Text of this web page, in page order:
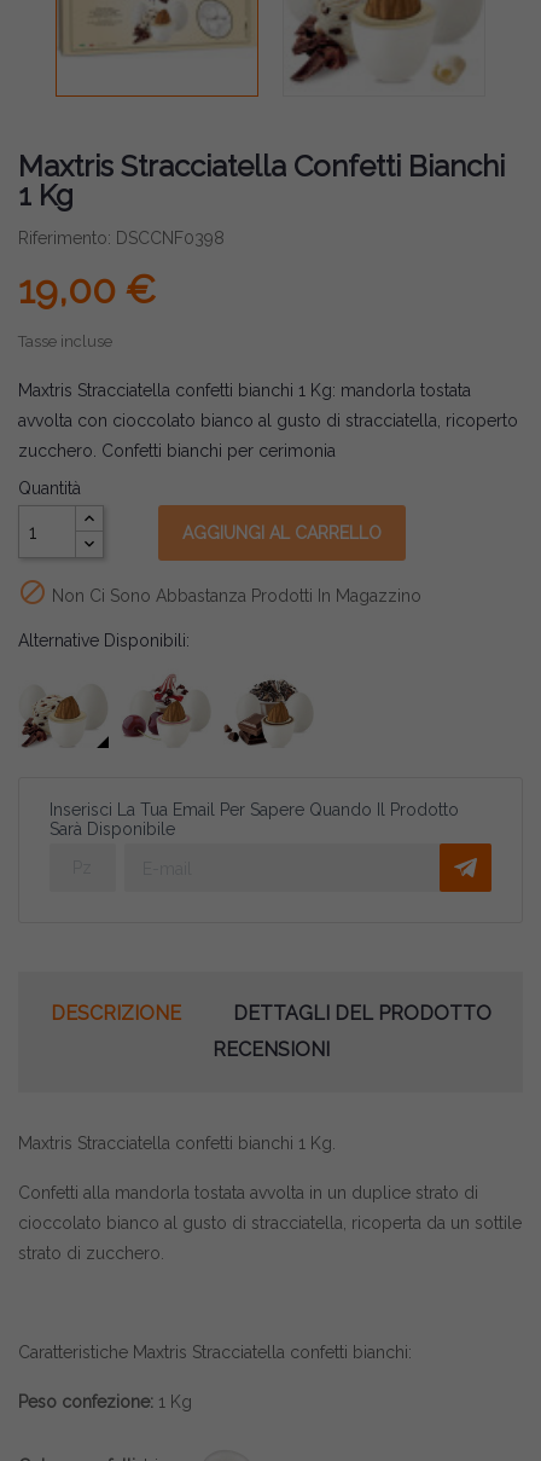
Maxtris Stracciatella Confetti Bianchi
1 Kg
Riferimento: DSCCNF0398
19,00 €
Tasse incluse
Maxtris Stracciatella confetti bianchi 1 Kg: mandorla tostata
avvolta con cioccolato bianco al gusto di stracciatella, ricoperto
zucchero. Confetti bianchi per cerimonia
Quantità
AGGIUNGI AL CARRELLO
 Non Ci Sono Abbastanza Prodotti In Magazzino
Alternative Disponibili:
Inserisci La Tua Email Per Sapere Quando Il Prodotto
Sarà Disponibile
DESCRIZIONE
DETTAGLI DEL PRODOTTO
RECENSIONI
Maxtris Stracciatella confetti bianchi 1 Kg.
Confetti alla mandorla tostata avvolta in un duplice strato di
cioccolato bianco al gusto di stracciatella, ricoperta da un sottile
strato di zucchero.
Caratteristiche Maxtris Stracciatella confetti bianchi:
Peso confezione: 1 Kg